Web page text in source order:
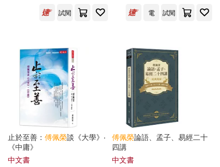
試閱
電
試閱
止於至善： 傅佩榮談《大學》‧
《中庸》
中文書
傅佩榮論語、孟子、易經二十
四講
中文書